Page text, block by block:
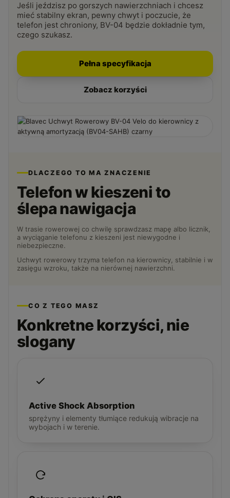
Jeśli jeździsz po gorszych nawierzchniach i chcesz
mieć stabilny ekran, pewny chwyt i poczucie, że
telefon jest chroniony, BV-04 będzie dokładnie tym,
czego szukasz.
Pełna specyfikacja
Zobacz korzyści
DLACZEGO TO MA ZNACZENIE
Telefon w kieszeni to
ślepa nawigacja
W trasie rowerowej co chwilę sprawdzasz mapę albo licznik,
a wyciąganie telefonu z kieszeni jest niewygodne i
niebezpieczne.
Uchwyt rowerowy trzyma telefon na kierownicy, stabilnie i w
zasięgu wzroku, także na nierównej nawierzchni.
CO Z TEGO MASZ
Konkretne korzyści, nie
slogany
Active Shock Absorption
sprężyny i elementy tłumiące redukują wibracje na
wybojach i w terenie.